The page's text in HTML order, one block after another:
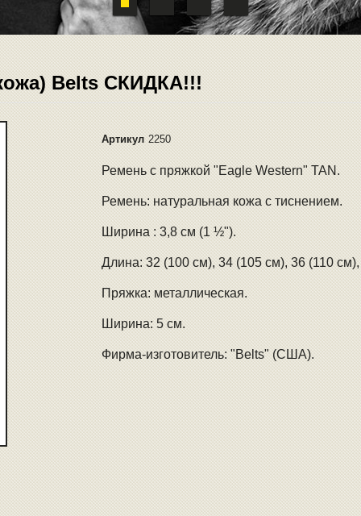
Belts СКИДКА!!!
Артикул 2250
Ремень с пряжкой "Eagle Western" TAN.
Ремень: натуральная кожа с тиснением.
Ширина : 3,8 см (1 ½").
Длина: 32 (100 см), 34 (105 см), 36 (110
Пряжка: металлическая.
Ширина: 5 см.
Фирма-изготовитель: "Belts" (США).